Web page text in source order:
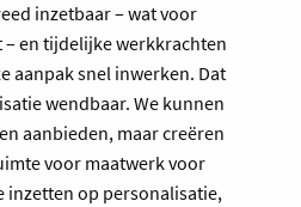
inzetbaar – wat voor
en tijdelijke werkkrachten
aanpak snel inwerken. Dat
wendbaar. We kunnen
aanbieden, maar creëren
voor maatwerk voor
inzetten op personalisatie,